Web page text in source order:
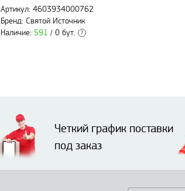
Артикул: 4603934000762
Бренд: Святой Источник
Наличие: 591 / 0 бут. ?
Четкий график поставки
под заказ